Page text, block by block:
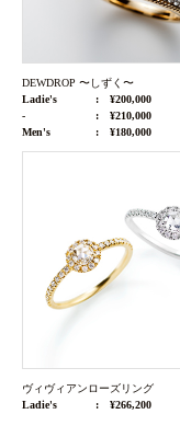
DEWDROP 〜しずく〜
Ladie's
¥200,000
-
¥210,000
Men's
¥180,000
ヴィヴィアンローズリング
Ladie's
¥266,200